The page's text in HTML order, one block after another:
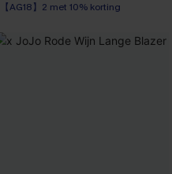
【AG18】2 met 10% korting